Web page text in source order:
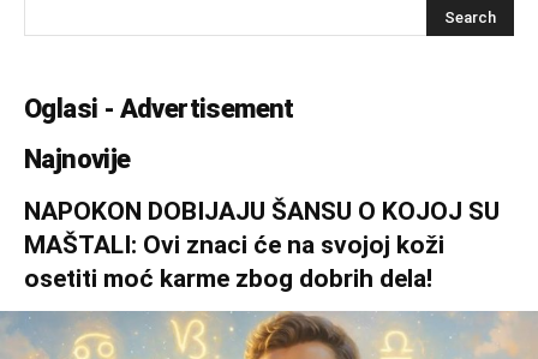
Oglasi - Advertisement
Najnovije
NAPOKON DOBIJAJU ŠANSU O KOJOJ SU
MAŠTALI: Ovi znaci će na svojoj koži
osetiti moć karme zbog dobrih dela!